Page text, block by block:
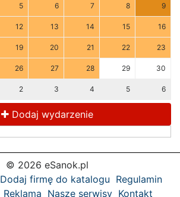
5 6 7 8 9
12 13 14 15 16
19 20 21 22 23
26 27 28 29 30
2 3 4 5 6
Dodaj wydarzenie
© 2026 eSanok.pl
Dodaj firmę do katalogu Regulamin
Reklama Nasze serwisy Kontakt